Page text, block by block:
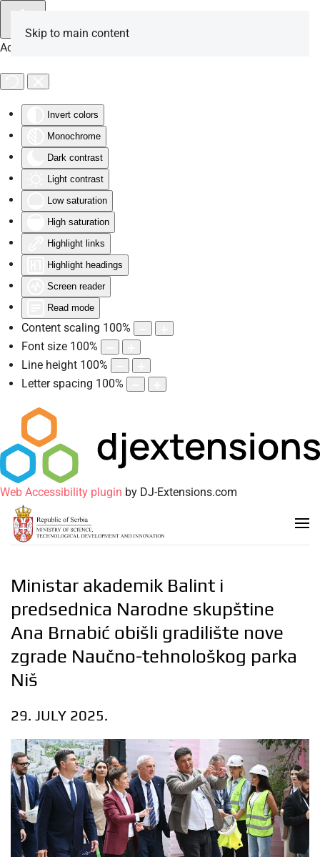
Accessibility Tools
Invert colors
Monochrome
Dark contrast
Light contrast
Low saturation
High saturation
Highlight links
Highlight headings
Screen reader
Read mode
Content scaling 100%
Font size 100%
Line height 100%
Letter spacing 100%
Web Accessibility plugin by DJ-Extensions.com
Skip to main content
Ministar akademik Balint i
predsednica Narodne skupštine
Ana Brnabić obišli gradilište nove
zgrade Naučno-tehnološkog parka
Niš
29. JULY 2025.